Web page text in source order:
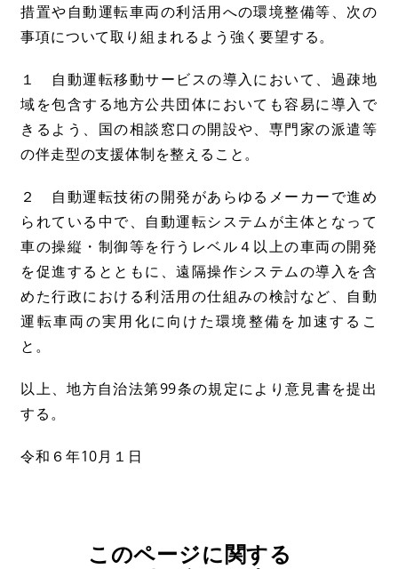
措置や自動運転車両の利活用への環境整備等、次の
事項について取り組まれるよう強く要望する。
１ 自動運転移動サービスの導入において、過疎地
域を包含する地方公共団体においても容易に導入で
きるよう、国の相談窓口の開設や、専門家の派遣等
の伴走型の支援体制を整えること。
２ 自動運転技術の開発があらゆるメーカーで進め
られている中で、自動運転システムが主体となって
車の操縦・制御等を行うレベル４以上の車両の開発
を促進するとともに、遠隔操作システムの導入を含
めた行政における利活用の仕組みの検討など、自動
運転車両の実用化に向けた環境整備を加速するこ
と。
以上、地方自治法第99条の規定により意見書を提出
する。
令和６年10月１日
このページに関する